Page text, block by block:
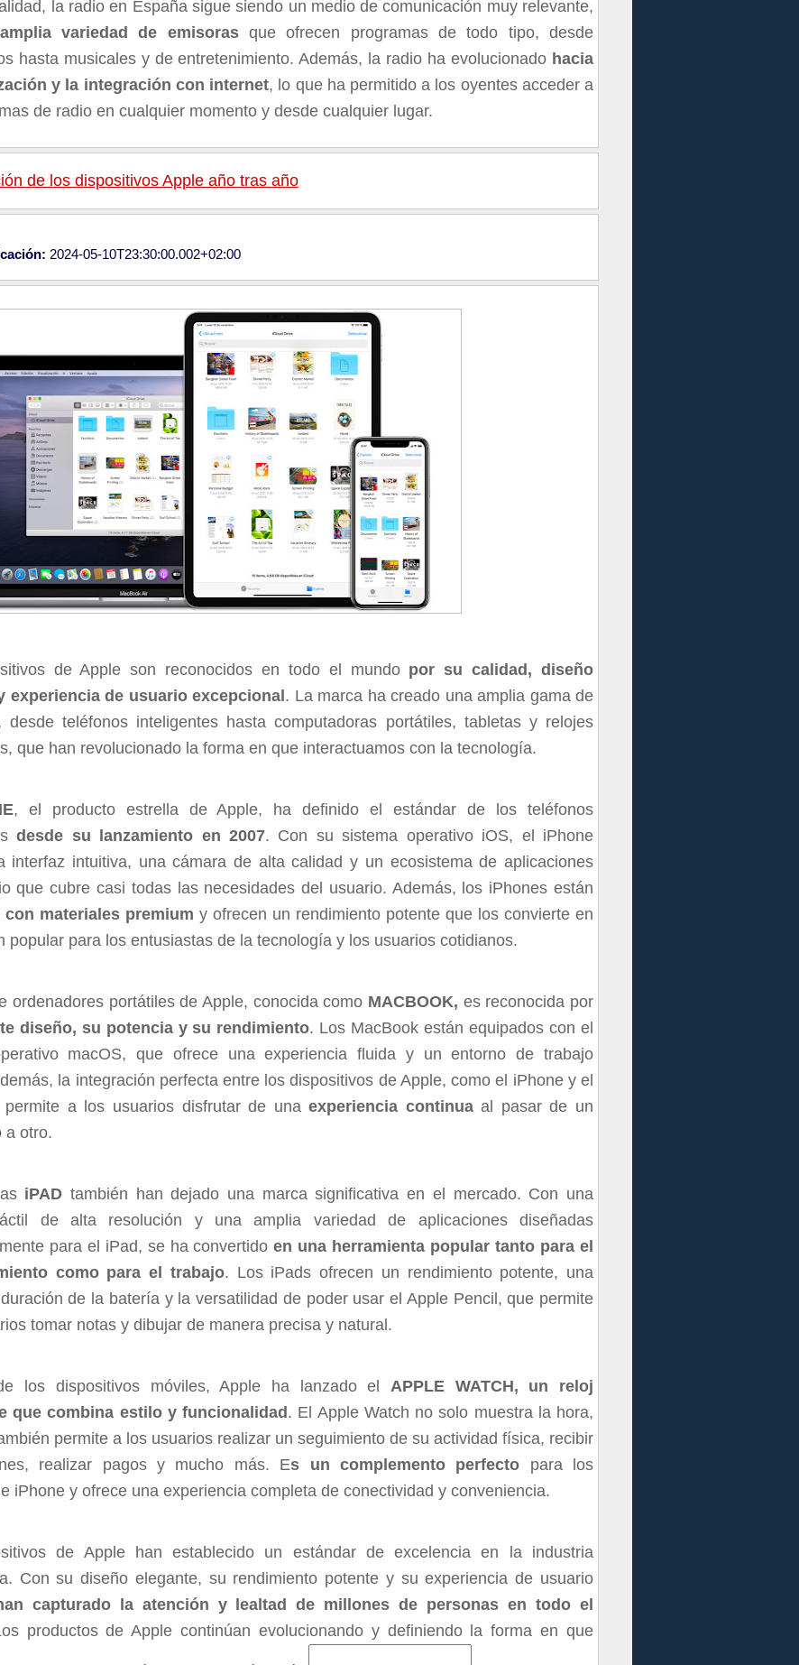
la radio en España sigue siendo un medio de comunicación muy relevante,
amplia variedad de emisorasque ofrecen programas de todo tipo, desde
hasta musicales y de entretenimiento. Además, la radio ha evolucionado hacia
y la integración con internet, lo que ha permitido a los oyentes acceder a
de radio en cualquier momento y desde cualquier lugar.
de los dispositivos Apple año tras año
2024-05-10T23:30:00.002+02:00
de Apple son reconocidos en todo el mundo por su calidad, diseño
experiencia de usuario excepcional . La marca ha creado una amplia gama de
desde teléfonos inteligentes hasta computadoras portátiles, tabletas y relojes
que han revolucionado la forma en que interactuamos con la tecnología.
, el producto estrella de Apple, ha definido el estándar de los teléfonos
desde su lanzamiento en 2007. Con su sistema operativo iOS, el iPhone
interfaz intuitiva, una cámara de alta calidad y un ecosistema de aplicaciones
que cubre casi todas las necesidades del usuario. Además, los iPhones están
con materiales premium y ofrecen un rendimiento potente que los convierte en
popular para los entusiastas de la tecnología y los usuarios cotidianos.
ordenadores portátiles de Apple, conocida como MACBOOK, es reconocida por
diseño, su potencia y su rendimiento. Los MacBook están equipados con el
macOS, que ofrece una experiencia fluida y un entorno de trabajo
la integración perfecta entre los dispositivos de Apple, como el iPhone y el
permite a los usuarios disfrutar de unaexperiencia continuaal pasar de un
a otro.
iPAD también han dejado una marca significativa en el mercado. Con una
de alta resolución y una amplia variedad de aplicaciones diseñadas
para el iPad, se ha convertidoen una herramienta popular tanto para el
como para el trabajo. Los iPads ofrecen un rendimiento potente, una
de la batería y la versatilidad de poder usar el Apple Pencil, que permite
tomar notas y dibujar de manera precisa y natural.
los dispositivos móviles, Apple ha lanzado el APPLE WATCH,
un reloj
que combina estilo y funcionalidad . El Apple Watch no solo muestra la hora,
permite a los usuarios realizar un seguimiento de su actividad física, recibir
realizar pagos y mucho más. Es un complemento perfecto para los
iPhone y ofrece una experiencia completa de conectividad y conveniencia.
de Apple han establecido un estándar de excelencia en la industria
Con su diseño elegante, su rendimiento potente y su experiencia de usuario
capturado la atención y lealtad de millones de personas en todo el
productos de Apple continúan evolucionando y definiendo la forma en que